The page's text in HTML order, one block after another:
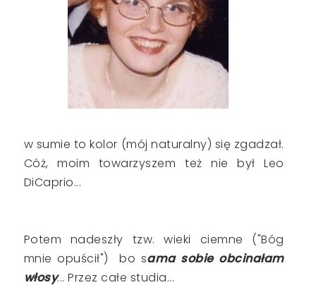
w sumie to kolor (mój naturalny) się zgadzał.
Cóż, moim towarzyszem też nie był Leo
DiCaprio...
Potem nadeszły tzw. wieki ciemne ("Bóg
mnie opuścił") bo sama sobie obcinałam
włosy... Przez całe studia...